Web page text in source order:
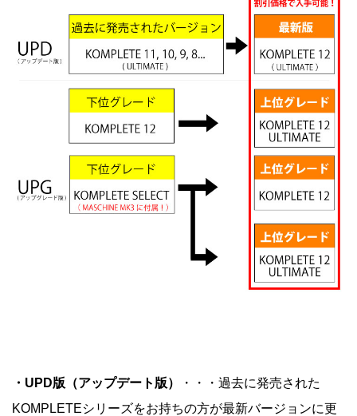
・UPD版（アップデート版）
・・・過去に発売された
KOMPLETEシリーズをお持ちの方が最新バージョンに更